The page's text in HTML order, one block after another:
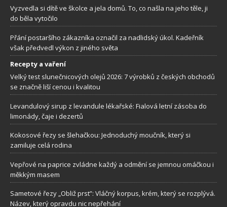
Vyzvedla si dítě ve školce a jela domů. To, co našla na jeho těle, ji
do běla vytočilo
Přání postaršího zákazníka označil za nadlidský úkol. Kadeřník
však předvedl výkon z jiného světa
Recepty a vaření
Velký test slunečnicových olejů 2026: 7 výrobků z českých obchodů
se značně liší cenou i kvalitou
Levandulový sirup z levandule lékařské: Fialová letní zásoba do
limonády, čaje i dezertů
Kokosové řezy se šlehačkou: Jednoduchý moučník, který si
zamiluje celá rodina
Vepřové na paprice zvládne každý a odmění se jemnou omáčkou i
měkkým masem
Sametové řezy „Obliž prst”: Vláčný korpus, krém, který se rozplývá.
Název, který opravdu nic nepřehání